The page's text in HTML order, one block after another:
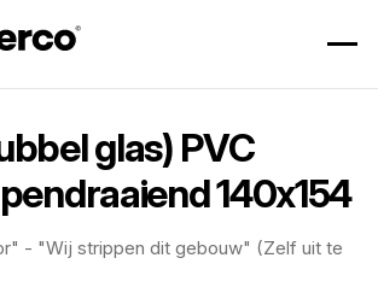
glas) PVC
140x154
- "Wij strippen dit gebouw" (Zelf uit te